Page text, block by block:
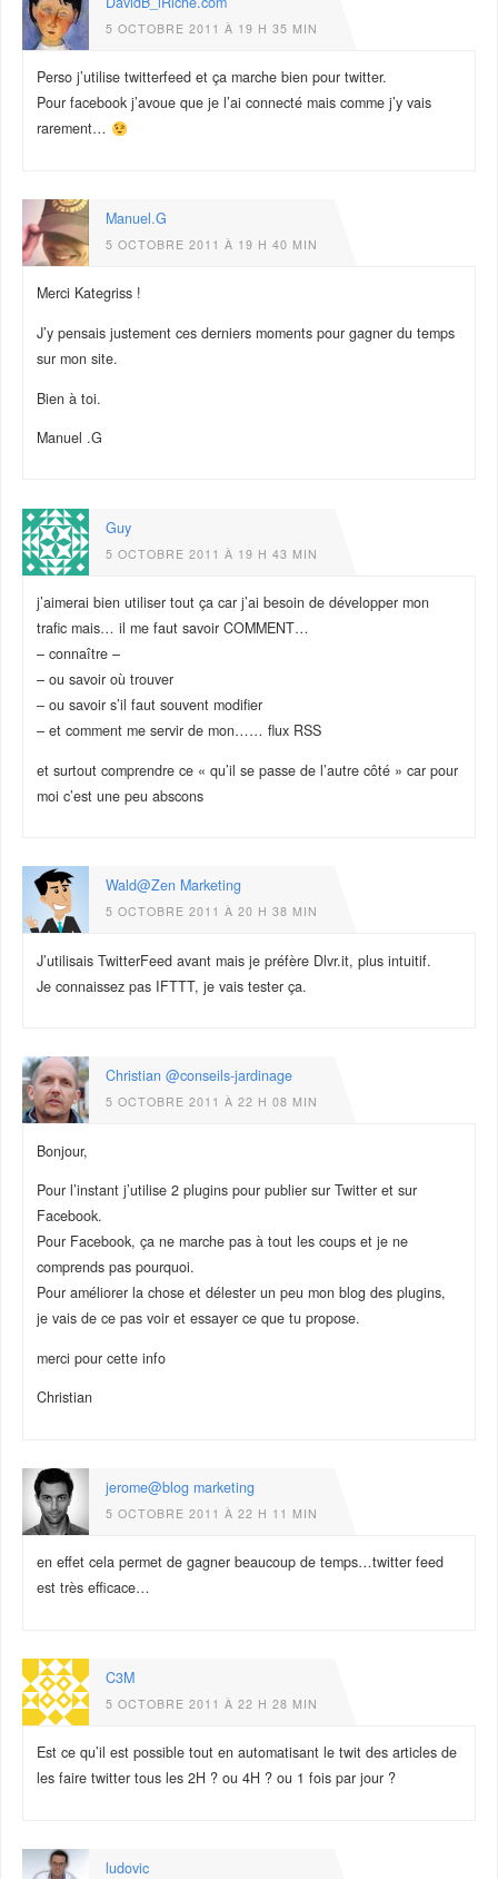
5 OCTOBRE 2011 À 19 H 35 MIN
Perso j’utilise twitterfeed et ça marche bien pour twitter.
Pour facebook j’avoue que je l’ai connecté mais comme j’y vais
rarement…
Manuel.G
5 OCTOBRE 2011 À 19 H 40 MIN
Merci Kategriss !
J’y pensais justement ces derniers moments pour gagner du temps
sur mon site.
Bien à toi.
Manuel .G
Guy
5 OCTOBRE 2011 À 19 H 43 MIN
j’aimerai bien utiliser tout ça car j’ai besoin de développer mon
trafic mais… il me faut savoir COMMENT…
– connaître –
– ou savoir où trouver
– ou savoir s’il faut souvent modifier
– et comment me servir de mon…… flux RSS
et surtout comprendre ce « qu’il se passe de l’autre côté » car pour
moi c’est une peu abscons
Wald@Zen Marketing
5 OCTOBRE 2011 À 20 H 38 MIN
J’utilisais TwitterFeed avant mais je préfère Dlvr.it, plus intuitif.
Je connaissez pas IFTTT, je vais tester ça.
Christian @conseils-jardinage
5 OCTOBRE 2011 À 22 H 08 MIN
Bonjour,
Pour l’instant j’utilise 2 plugins pour publier sur Twitter et sur
Facebook.
Pour Facebook, ça ne marche pas à tout les coups et je ne
comprends pas pourquoi.
Pour améliorer la chose et délester un peu mon blog des plugins,
je vais de ce pas voir et essayer ce que tu propose.
merci pour cette info
Christian
jerome@blog marketing
5 OCTOBRE 2011 À 22 H 11 MIN
en effet cela permet de gagner beaucoup de temps…twitter feed
est très efficace…
C3M
5 OCTOBRE 2011 À 22 H 28 MIN
Est ce qu’il est possible tout en automatisant le twit des articles de
les faire twitter tous les 2H ? ou 4H ? ou 1 fois par jour ?
ludovic